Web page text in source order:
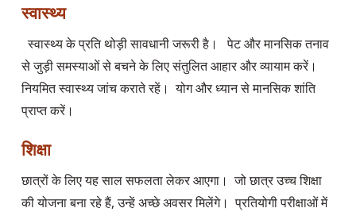
स्वास्थ्य
  स्वास्थ्य के प्रति थोड़ी सावधानी जरूरी है।   पेट और मानसिक तनाव
से जुड़ी समस्याओं से बचने के लिए संतुलित आहार और व्यायाम करें।
नियमित स्वास्थ्य जांच कराते रहें।  योग और ध्यान से मानसिक शांति
शिक्षा
छात्रों के लिए यह साल सफलता लेकर आएगा।  जो छात्र उच्च शिक्षा
की योजना बना रहे हैं, उन्हें अच्छे अवसर मिलेंगे।  प्रतियोगी परीक्षाओं में